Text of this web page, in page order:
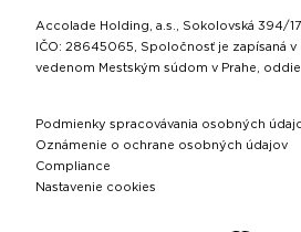
Accolade Holding, a.s., Sokolovská 394/
IČO: 28645065, Spoločnosť je zapísaná
vedenom Mestským súdom v Prahe, oddiel
Podmienky spracovávania osobných
Oznámenie o ochrane osobných údajov
Compliance
Nastavenie cookies